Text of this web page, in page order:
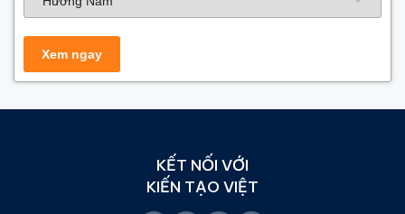
KẾT NỐI VỚI
KIẾN TẠO VIỆT